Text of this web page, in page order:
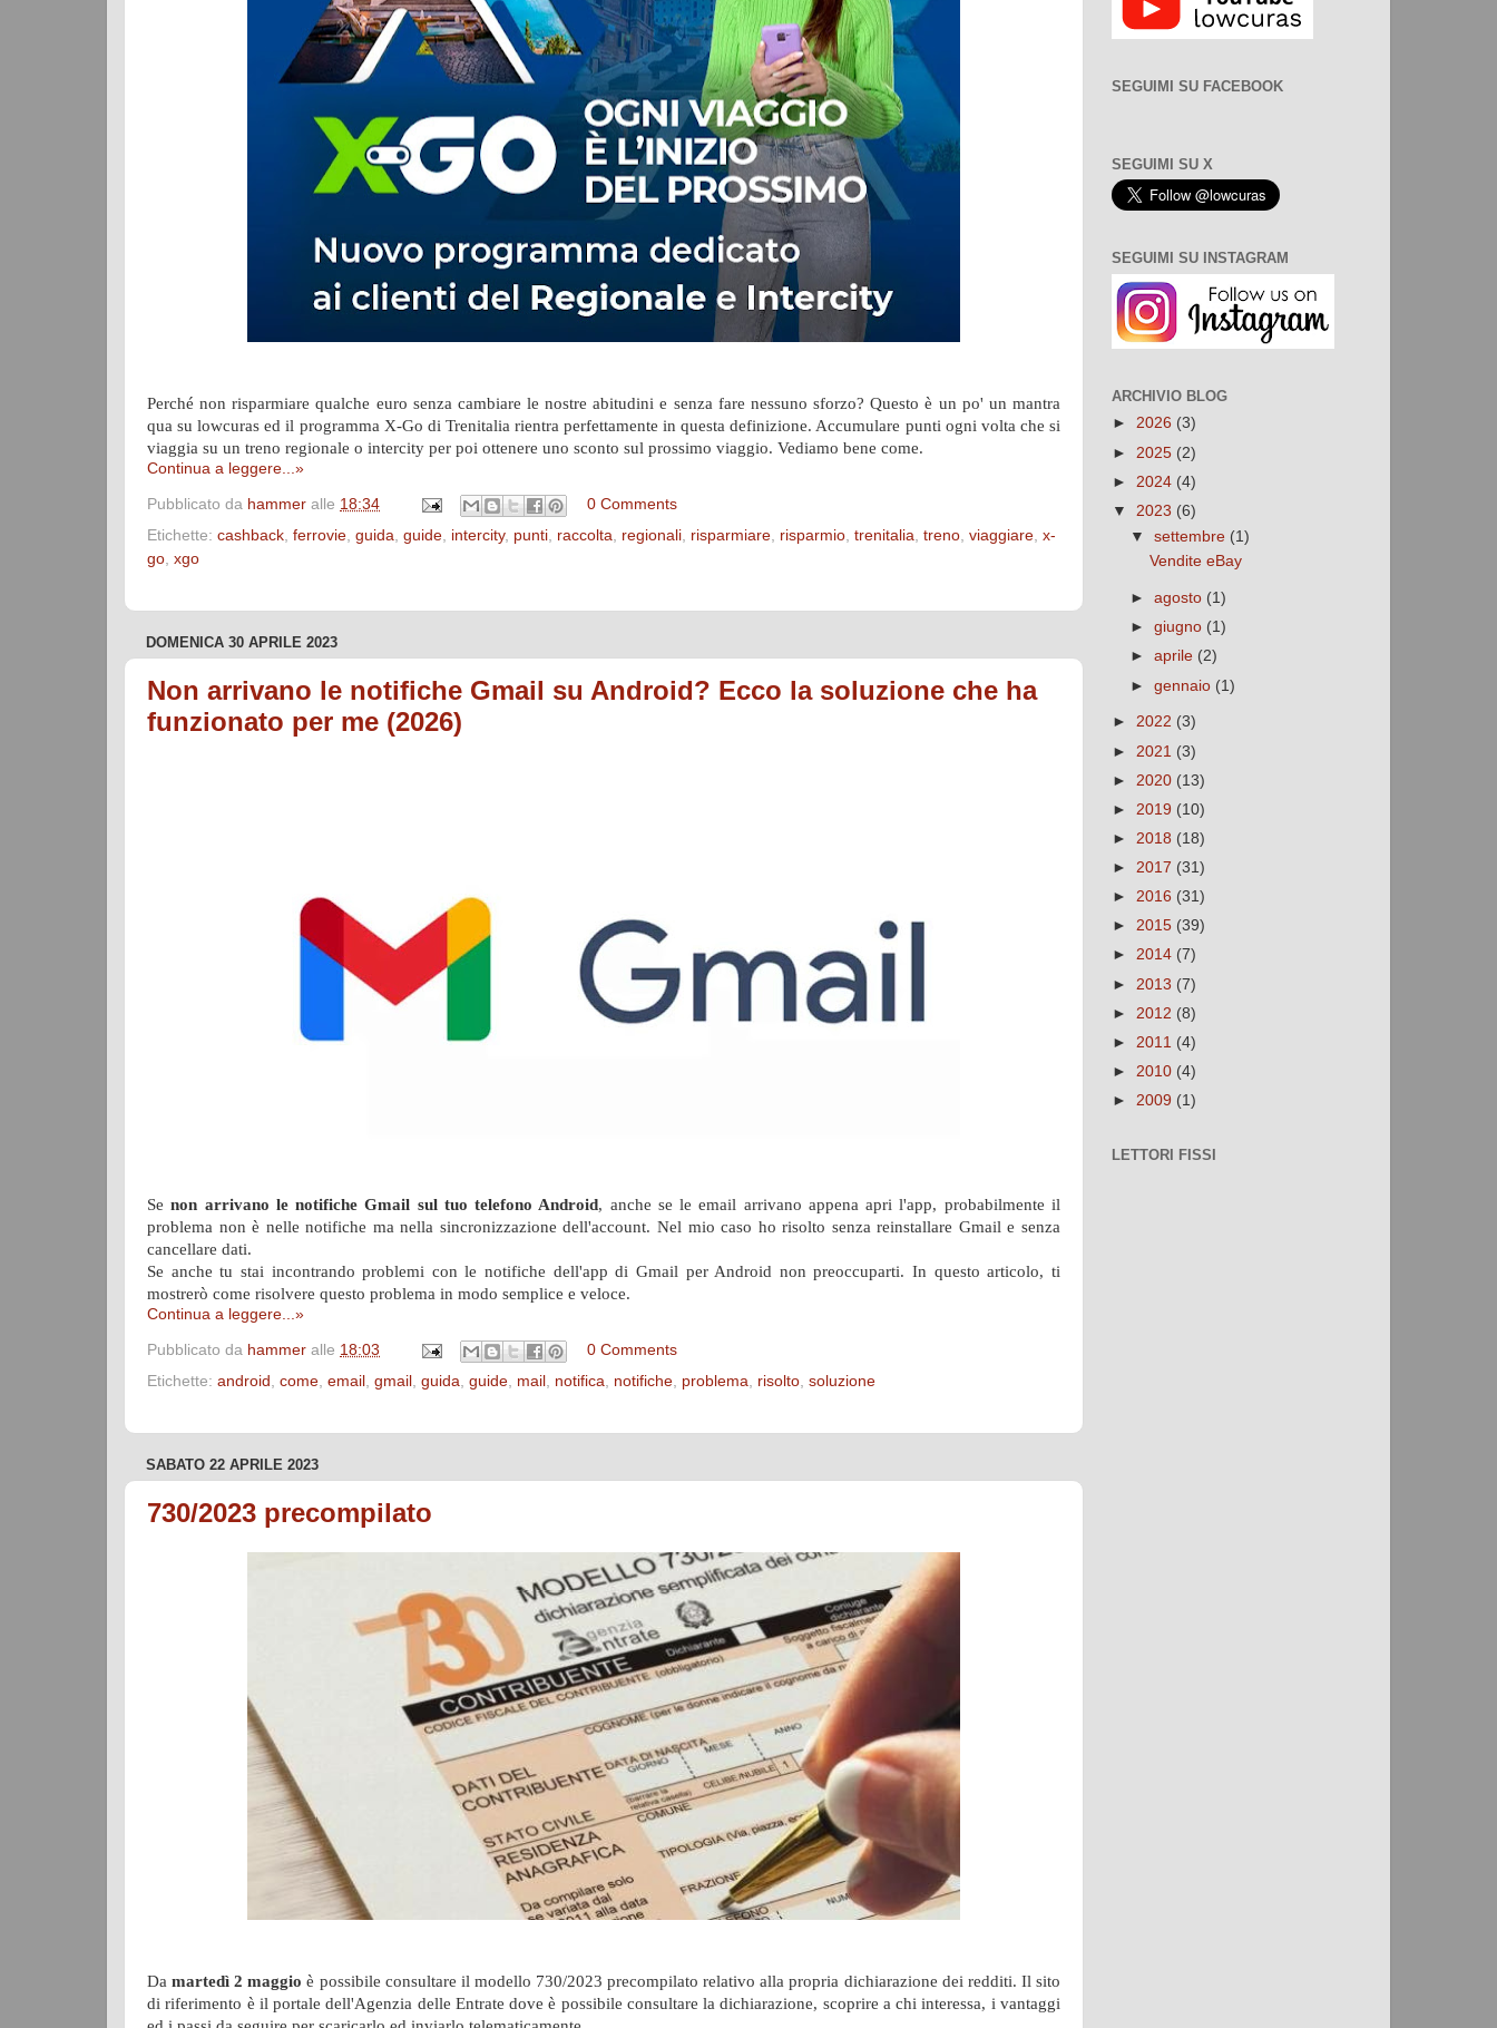
Perché non risparmiare qualche euro senza cambiare le nostre abitudini e senza fare nessuno sforzo? Questo è un po' un mantra
qua su lowcuras ed il programma X-Go di Trenitalia rientra perfettamente in questa definizione. Accumulare punti ogni volta che si
viaggia su un treno regionale o intercity per poi ottenere uno sconto sul prossimo viaggio. Vediamo bene come.
Continua a leggere...»
Pubblicato da hammer alle 18:34
0 Comments
Etichette: cashback ferrovie guida guide intercity, punti raccolta regionali risparmiare risparmio trenitalia treno viaggiare x-
go xgo
DOMENICA 30 APRILE 2023
Non arrivano le notifiche Gmail su Android? Ecco la soluzione che ha
funzionato per me (2026)
Senon arrivano le notifiche Gmail sul tuo telefono Android, anche se le email arrivano appena apri l'app, probabilmente il
problema non è nelle notifiche ma nella sincronizzazione dell'account. Nel mio caso ho risolto senza reinstallare Gmail e senza
cancellare dati.
Se anche tu stai incontrando problemi con le notifiche dell'app di Gmail per Android non preoccuparti. In questo articolo, ti
mostrerò come risolvere questo problema in modo semplice e veloce.
Continua a leggere...»
Pubblicato da hammer alle 18:03
0 Comments
Etichette: android come email gmail guida guide mail notifica notifiche problema risolto soluzione
SABATO 22 APRILE 2023
730/2023 precompilato
Damartedì 2 maggio è possibile consultare il modello 730/2023 precompilato relativo alla propria dichiarazione dei redditi. Il sito
di riferimento è il portale dell'Agenzia delle Entrate dove è possibile consultare la dichiarazione, scoprire a chi interessa, i vantaggi
SEGUIMI SU FACEBOOK
SEGUIMI SU X
SEGUIMI SU INSTAGRAM
ARCHIVIO BLOG
► 2026 (3)
► 2025 (2)
► 2024 (4)
▼ 2023 (6)
▼settembre (1)
Vendite eBay
►agosto (1)
►giugno (1)
►aprile (2)
►gennaio (1)
► 2022 (3)
► 2021 (3)
► 2020 (13)
► 2019 (10)
► 2018 (18)
► 2017 (31)
► 2016 (31)
► 2015 (39)
► 2014 (7)
► 2013 (7)
► 2012 (8)
► 2011 (4)
► 2010 (4)
► 2009 (1)
LETTORI FISSI